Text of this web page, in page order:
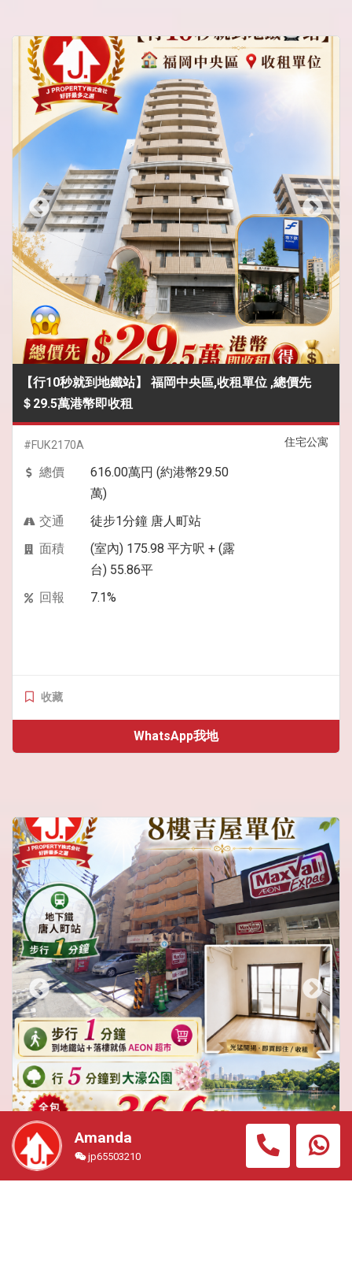
【行10秒就到地鐵站】 福岡中央區,收租單位 ,總價先
＄29.5萬港幣即收租
住宅公寓
#FUK2170A
總價
616.00萬円 (約港幣29.50
萬)
交通
徒步1分鐘 唐人町站
面積
(室內) 175.98 平方呎 + (露
台) 55.86平
回報
7.1%
收藏
WhatsApp我地
福岡中央區「唐人町」8樓吉屋單位 ,步行 1 分鐘到地鐵
站＋落樓就係 AEON 超市 5 分鐘到大濠公園 全包總價
Amanda
jp65503210